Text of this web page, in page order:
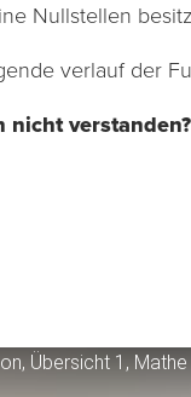
Nullstellen
verlauf der
nicht
Übersicht 1,